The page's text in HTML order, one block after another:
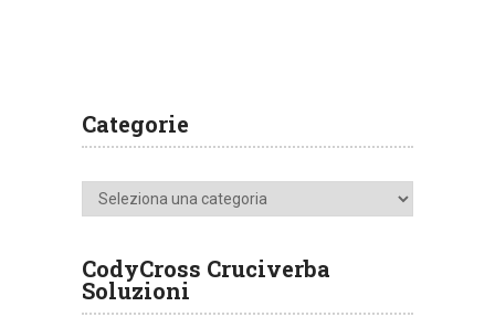
Categorie
Categorie
CodyCross Cruciverba
Soluzioni